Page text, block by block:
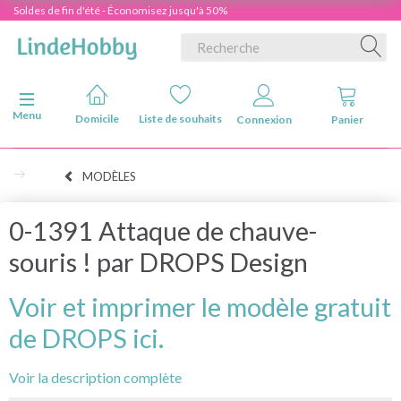
Soldes de fin d'été - Économisez jusqu'à 50%
Basculer la navigation
Menu
Domicile Liste de souhaits Connexion Panier
MODÈLES
0-1391 Attaque de chauve-
souris ! par DROPS Design
Voir et imprimer le modèle gratuit
de DROPS ici.
Voir la description complète